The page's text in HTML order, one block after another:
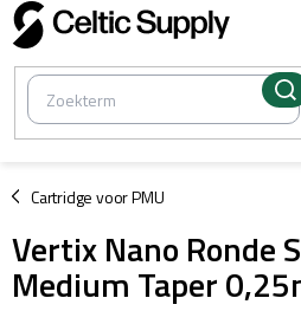
Overslaan
naar
inhoud
Cartridge voor PMU
/
Vertix Nano Ronde
Medium Taper